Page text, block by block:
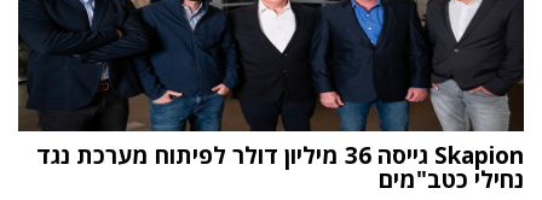
Skapion גייסה 36 מיליון דולר לפיתוח מערכת נגד
נחילי כטב"מים